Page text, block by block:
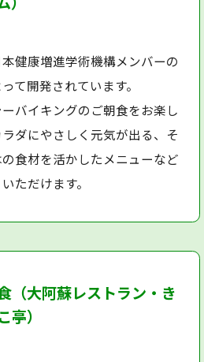
健康増進学術機構メンバーの
て開発されています。
バイキングのご朝食をお楽し
ダにやさしく元気が出る、そ
食材を活かしたメニューなど
ただけます。
（大阿蘇レストラン・き
亭）